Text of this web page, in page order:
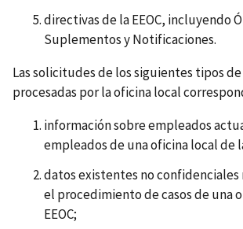
directivas de la EEOC, incluyendo
Suplementos y Notificaciones.
Las solicitudes de los siguientes tipos
procesadas por la oficina local
información sobre empleados
empleados de una oficina local de
datos existentes no confidenciales
el procedimiento de casos de una
EEOC;